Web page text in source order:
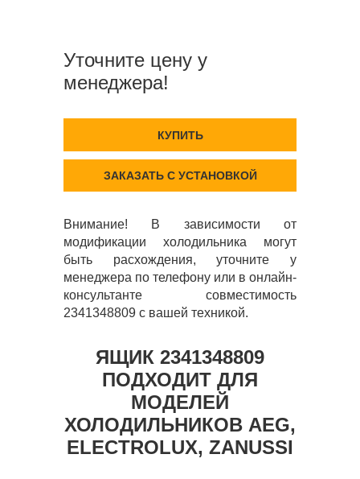
Уточните цену у
менеджера!
КУПИТЬ
ЗАКАЗАТЬ С УСТАНОВКОЙ
Внимание! В зависимости от
модификации холодильника могут
быть расхождения, уточните у
менеджера по телефону или в онлайн-
консультанте совместимость
2341348809 с вашей техникой.
ЯЩИК 2341348809
ПОДХОДИТ ДЛЯ
МОДЕЛЕЙ
ХОЛОДИЛЬНИКОВ AEG,
ELECTROLUX, ZANUSSI